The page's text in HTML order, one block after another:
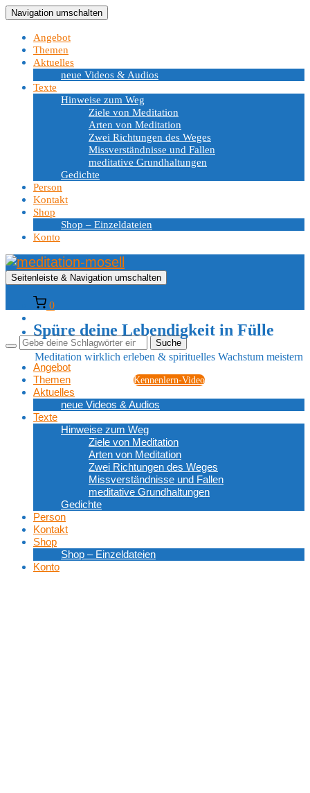
Navigation umschalten
Angebot
Themen
Aktuelles
neue Videos & Audios
Texte
Hinweise zum Weg
Ziele von Meditation
Arten von Meditation
Zwei Richtungen des Weges
Missverständnisse und Fallen
meditative Grundhaltungen
Gedichte
Person
Kontakt
Shop
Shop – Einzeldateien
Konto
Seitenleiste & Navigation umschalten
0
Angebot
Themen
Aktuelles
neue Videos & Audios
Texte
Hinweise zum Weg
Ziele von Meditation
Arten von Meditation
Zwei Richtungen des Weges
Missverständnisse und Fallen
meditative Grundhaltungen
Gedichte
Person
Kontakt
Shop
Shop – Einzeldateien
Konto
Spüre deine Lebendigkeit in Fülle
Meditation wirklich erleben & spirituelles Wachstum meistern
Kennenlern-Video